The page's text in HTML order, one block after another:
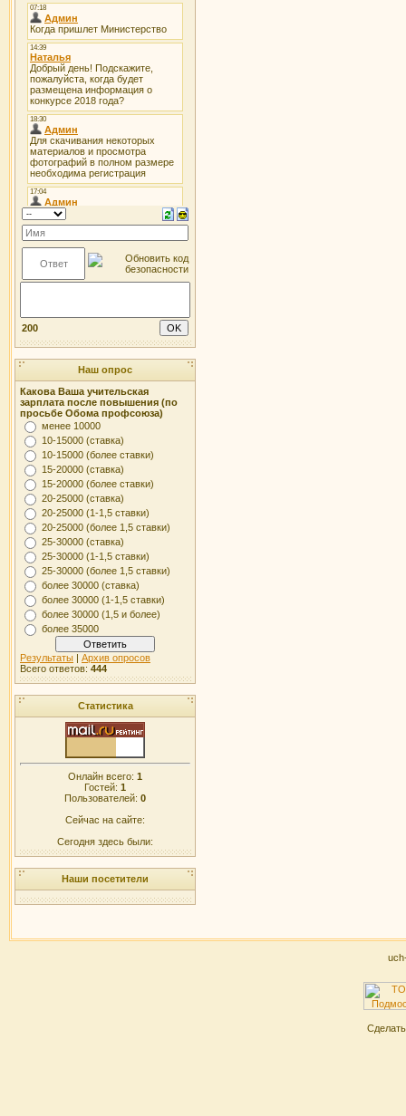
200
Наш опрос
Какова Ваша учительская
зарплата после повышения (по
просьбе Обома профсоюза)
менее 10000
10-15000 (ставка)
10-15000 (более ставки)
15-20000 (ставка)
15-20000 (более ставки)
20-25000 (ставка)
20-25000 (1-1,5 ставки)
20-25000 (более 1,5 ставки)
25-30000 (ставка)
25-30000 (1-1,5 ставки)
25-30000 (более 1,5 ставки)
более 30000 (ставка)
более 30000 (1-1,5 ставки)
более 30000 (1,5 и более)
более 35000
Результаты | Архив опросов
Всего ответов: 444
Статистика
Онлайн всего: 1
Гостей: 1
Пользователей: 0
Сейчас на сайте:
Сегодня здесь были:
Наши посетители